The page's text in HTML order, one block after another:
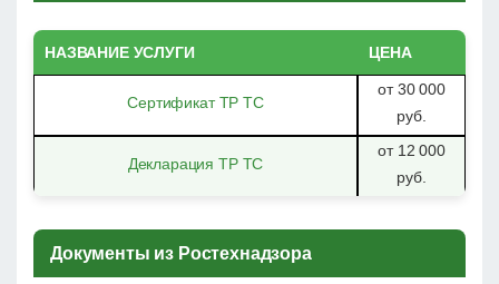
НАЗВАНИЕ УСЛУГИ ЦЕНА
Сертификат ТР ТС
от 30 000
руб.
Декларация ТР ТС
от 12 000
руб.
Документы из Ростехнадзора